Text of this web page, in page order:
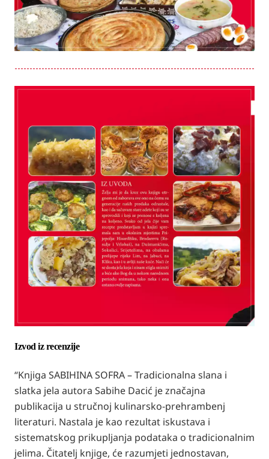
Izvod iz recenzije
“Knjiga SABIHINA SOFRA – Tradicionalna slana i
slatka jela autora Sabihe Dacić je značajna
publikacija u stručnoj kulinarsko-prehrambenj
literaturi. Nastala je kao rezultat iskustava i
sistematskog prikupljanja podataka o tradicionalnim
jelima. Čitatelj knjige, će razumjeti jednostavan,